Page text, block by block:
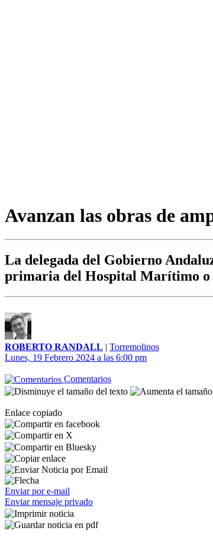
Avanzan las obras de
La delegada del Gobierno
primaria del Hospital Marítimo o
ROBERTO RANDALL | Torremolinos
Lunes, 19 Febrero 2024 a las 6:00 pm
Comentarios
Enlace copiado
Enviar por e-mail
Enviar mensaje privado